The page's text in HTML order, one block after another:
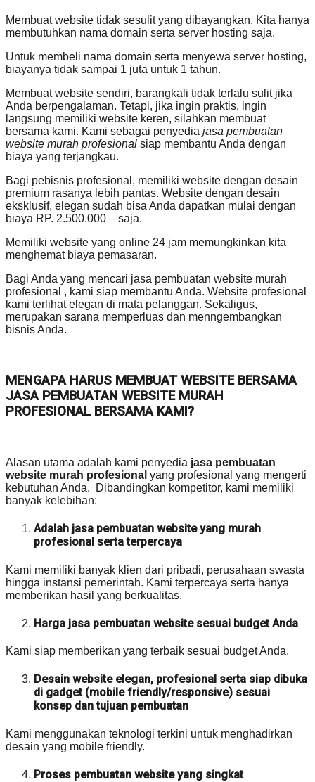
Membuat website tidak sesulit yang dibayangkan. Kita hanya
membutuhkan nama domain serta server hosting saja.
Untuk membeli nama domain serta menyewa server hosting,
biayanya tidak sampai 1 juta untuk 1 tahun.
Membuat website sendiri, barangkali tidak terlalu sulit jika
Anda berpengalaman. Tetapi, jika ingin praktis, ingin
langsung memiliki website keren, silahkan membuat
bersama kami. Kami sebagai penyedia jasa pembuatan
website murah profesional siap membantu Anda dengan
biaya yang terjangkau.
Bagi pebisnis profesional, memiliki website dengan desain
premium rasanya lebih pantas. Website dengan desain
eksklusif, elegan sudah bisa Anda dapatkan mulai dengan
biaya RP. 2.500.000 – saja.
Memiliki website yang online 24 jam memungkinkan kita
menghemat biaya pemasaran.
Bagi Anda yang mencari jasa pembuatan website murah
profesional , kami siap membantu Anda. Website profesional
kami terlihat elegan di mata pelanggan. Sekaligus,
merupakan sarana memperluas dan menngembangkan
bisnis Anda.
MENGAPA HARUS MEMBUAT WEBSITE BERSAMA
JASA PEMBUATAN WEBSITE MURAH
PROFESIONAL BERSAMA KAMI?
Alasan utama adalah kami penyedia jasa pembuatan
website murah profesional yang profesional yang mengerti
kebutuhan Anda. Dibandingkan kompetitor, kami memiliki
banyak kelebihan:
Adalah jasa pembuatan website yang murah
profesional serta terpercaya
Kami memiliki banyak klien dari pribadi, perusahaan swasta
hingga instansi pemerintah. Kami terpercaya serta hanya
memberikan hasil yang berkualitas.
Harga jasa pembuatan website sesuai budget Anda
Kami siap memberikan yang terbaik sesuai budget Anda.
Desain website elegan, profesional serta siap dibuka
di gadget (mobile friendly/responsive) sesuai
konsep dan tujuan pembuatan
Kami menggunakan teknologi terkini untuk menghadirkan
desain yang mobile friendly.
Proses pembuatan website yang singkat